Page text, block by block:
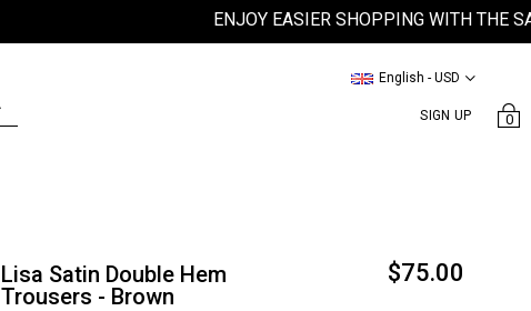
ENJOY EASIER SHOPPING WITH THE
SIGN UP
English - USD
0
Lisa Satin Double Hem
Trousers - Brown
$75.00